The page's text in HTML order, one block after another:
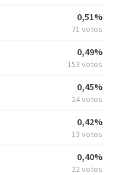
0,51%
71 votos
0,49%
153 votos
0,45%
24 votos
0,42%
13 votos
0,40%
22 votos